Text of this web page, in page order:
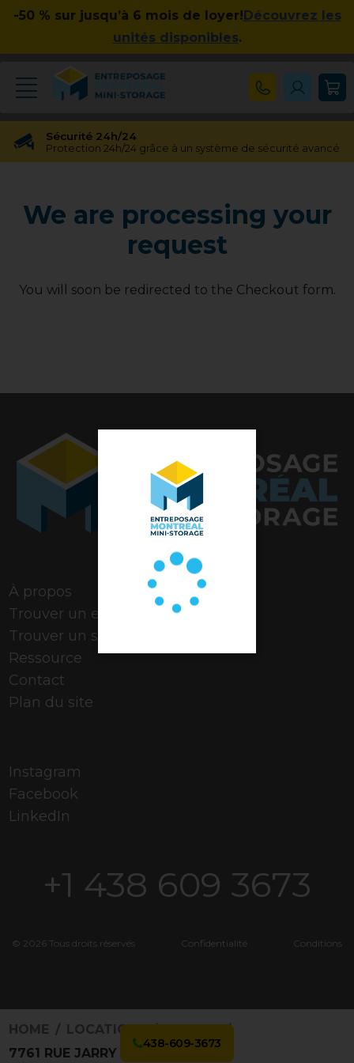
-50 % sur jusqu’à 6 mois de loyer!Découvrez les
unités disponibles.
Sécurité 24h/24
Protection 24h/24 grâce à un système de sécurité avancé
Transfert gratuit d'unité
Vous avez besoin d'une taille différente ? Pas de souci !
Pas d'engagement à long terme
We are processing your
request
You will soon be redirected to the Checkout form.
À propos
Trouver un espace
Trouver un stationnement
Ressource
Contact
Plan du site
Instagram
Facebook
LinkedIn
+1 438 609 3673
© 2026 Tous droits réservés Confidentialité Conditions
438-609-3673
HOME LOCATIONS
3168360
7761 RUE JARRY E